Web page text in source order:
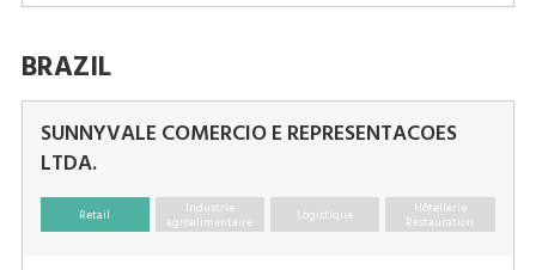
BRAZIL
SUNNYVALE COMERCIO E REPRESENTACOES
LTDA.
Retail Industrie
agroalimentaire Logistique Hôtellerie
Restauration